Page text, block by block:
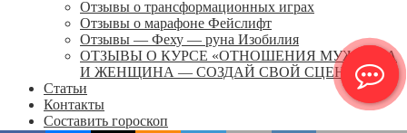
Отзывы о трансформационных играх
Отзывы о марафоне Фейслифт
Отзывы — Феху — руна Изобилия
ОТЗЫВЫ О КУРСЕ «ОТНОШЕНИЯ МУЖЧИНА
И ЖЕНЩИНА — СОЗДАЙ СВОЙ СЦЕНАРИЙ»
Статьи
Контакты
Составить гороскоп